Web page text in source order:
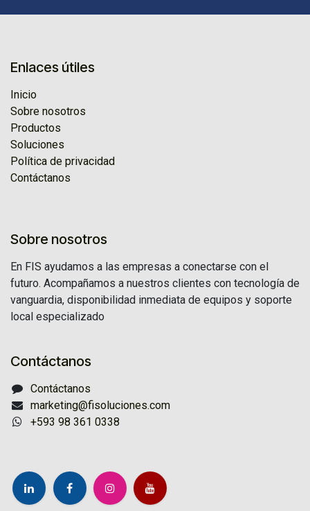
Enlaces útiles
Inicio
Sobre nosotros
Productos
Soluciones
Política de privacidad
Contáctanos
Sobre nosotros
En FIS ayudamos a las empresas a conectarse con el
futuro. Acompañamos a nuestros clientes con tecnología de
vanguardia, disponibilidad inmediata de equipos y soporte
local especializado
Contáctanos
Contáctanos
marketing@fisoluciones.com
+593 98 361 0338